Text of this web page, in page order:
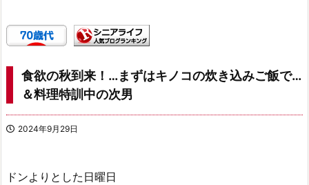
食欲の秋到来！…まずはキノコの炊き込みご飯で…
＆料理特訓中の次男
2024年9月29日
ドンよりとした日曜日